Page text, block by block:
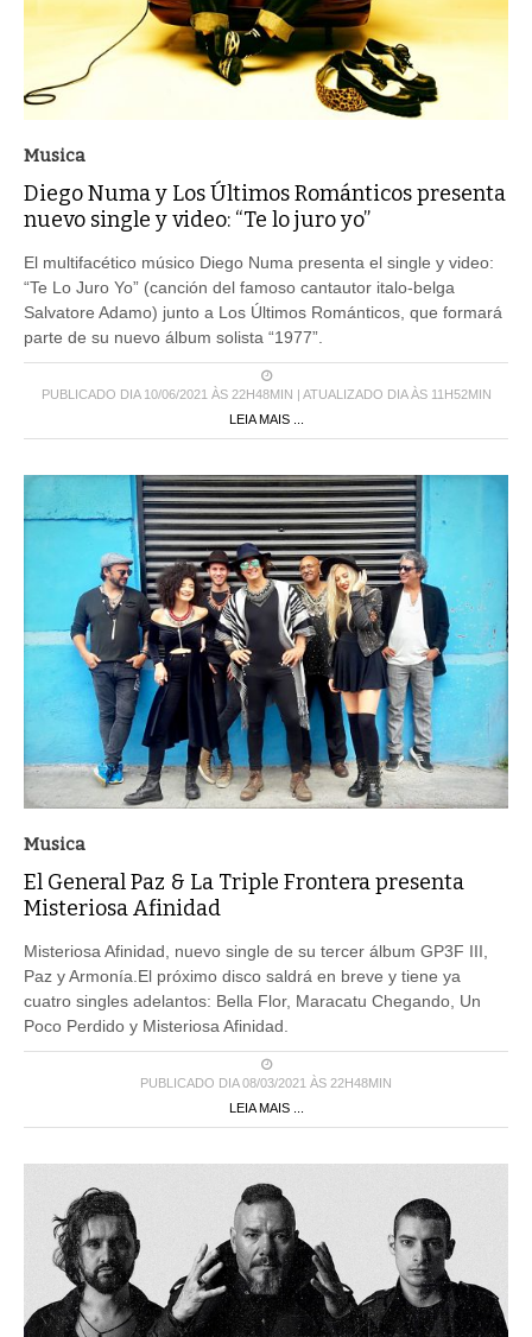
Musica
Diego Numa y Los Últimos Románticos presenta
nuevo single y video: “Te lo juro yo”
El multifacético músico Diego Numa presenta el single y video:
“Te Lo Juro Yo” (canción del famoso cantautor italo-belga
Salvatore Adamo) junto a Los Últimos Románticos, que formará
parte de su nuevo álbum solista “1977”.
PUBLICADO DIA 10/06/2021 ÀS 22H48MIN | ATUALIZADO DIA ÀS 11H52MIN
LEIA MAIS ...
Musica
El General Paz & La Triple Frontera presenta
Misteriosa Afinidad
Misteriosa Afinidad, nuevo single de su tercer álbum GP3F III,
Paz y Armonía.El próximo disco saldrá en breve y tiene ya
cuatro singles adelantos: Bella Flor, Maracatu Chegando, Un
Poco Perdido y Misteriosa Afinidad.
PUBLICADO DIA 08/03/2021 ÀS 22H48MIN
LEIA MAIS ...